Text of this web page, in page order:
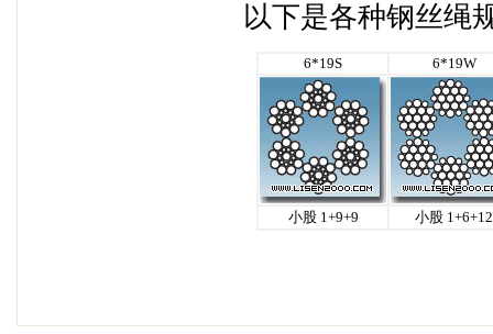
以下是各种钢丝绳
6*19S 6*19W
小股 1+9+9 小股 1+6+12